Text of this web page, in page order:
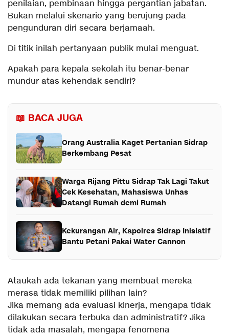
penilaian, pembinaan hingga pergantian jabatan.
Bukan melalui skenario yang berujung pada
pengunduran diri secara berjamaah.
Di titik inilah pertanyaan publik mulai menguat.
Apakah para kepala sekolah itu benar-benar
mundur atas kehendak sendiri?
📖 BACA JUGA
Orang Australia Kaget Pertanian Sidrap
Berkembang Pesat
Warga Rijang Pittu Sidrap Tak Lagi Takut
Cek Kesehatan, Mahasiswa Unhas
Datangi Rumah demi Rumah
Kekurangan Air, Kapolres Sidrap Inisiatif
Bantu Petani Pakai Water Cannon
Ataukah ada tekanan yang membuat mereka
merasa tidak memiliki pilihan lain?
Jika memang ada evaluasi kinerja, mengapa tidak
dilakukan secara terbuka dan administratif? Jika
tidak ada masalah, mengapa fenomena